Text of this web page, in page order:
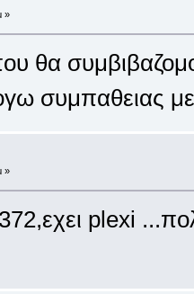
»
θα
συμπαθειας
»
plexi